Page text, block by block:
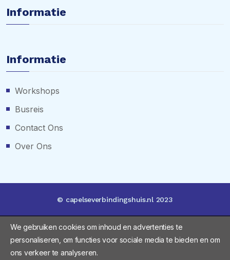
Informatie
Informatie
Workshops
Busreis
Contact Ons
Over Ons
© capelseverbindingshuis.nl 2023
We gebruiken cookies om inhoud en advertenties te
personaliseren, om functies voor sociale media te bieden en om
ons verkeer te analyseren.